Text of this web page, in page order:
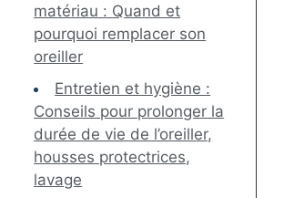
matériau : Quand et
pourquoi remplacer son
oreiller
Entretien et hygiène :
Conseils pour prolonger la
durée de vie de l’oreiller,
housses protectrices,
lavage